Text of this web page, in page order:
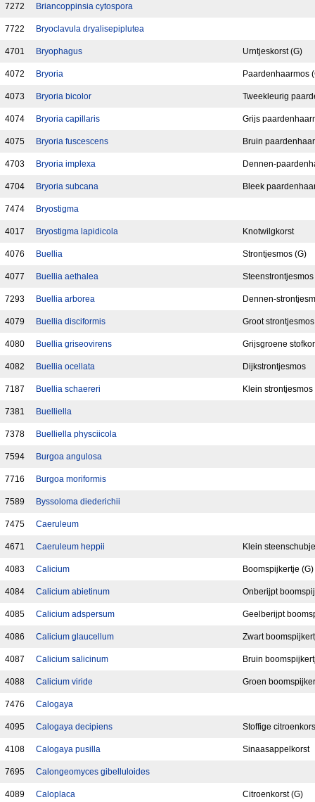
7272 Briancoppinsia cytospora
7722 Bryoclavula dryalisepiplutea
4701 Bryophagus Urntjeskorst (G)
4072 Bryoria Paardenhaarmos
4073 Bryoria bicolor Tweekleurig
4074 Bryoria capillaris Grijs
4075 Bryoria fuscescens Bruin
4703 Bryoria implexa Dennen-
4704 Bryoria subcana Bleek
7474 Bryostigma
4017 Bryostigma lapidicola Knotwilgkorst
4076 Buellia Strontjesmos (G)
4077 Buellia aethalea Steenstrontjesmos
7293 Buellia arborea Dennen-
4079 Buellia disciformis Groot strontjesmos
4080 Buellia griseovirens Grijsgroene
4082 Buellia ocellata Dijkstrontjesmos
7187 Buellia schaereri Klein strontjesmos
7381 Buelliella
7378 Buelliella physciicola
7594 Burgoa angulosa
7716 Burgoa moriformis
7589 Byssoloma diederichii
7475 Caeruleum
4671 Caeruleum heppii Klein steenschubje
4083 Calicium Boomspijkertje (G)
4084 Calicium abietinum Onberijpt
4085 Calicium adspersum Geelberijpt
4086 Calicium glaucellum Zwart
4087 Calicium salicinum Bruin
4088 Calicium viride Groen
7476 Calogaya
4095 Calogaya decipiens Stoffige
4108 Calogaya pusilla Sinaasappelkorst
7695 Calongeomyces gibelluloides
4089 Caloplaca Citroenkorst (G)